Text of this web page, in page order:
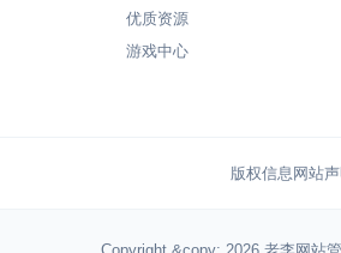
优质资源
游戏中心
版权信息 网站